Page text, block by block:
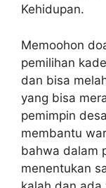
Kehidupan.
Memoohon
pemilihan
dan bisa
yang bisa
pemimpin
membantu
bahwa dalam
menentukan